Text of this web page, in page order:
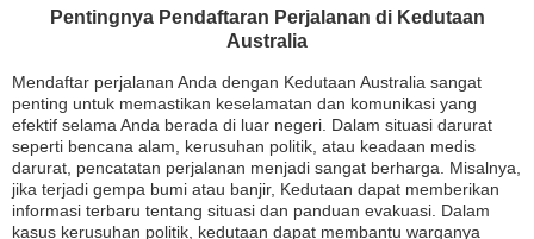
Pentingnya Pendaftaran Perjalanan di Kedutaan
Australia
Mendaftar perjalanan Anda dengan Kedutaan Australia sangat
penting untuk memastikan keselamatan dan komunikasi yang
efektif selama Anda berada di luar negeri. Dalam situasi darurat
seperti bencana alam, kerusuhan politik, atau keadaan medis
darurat, pencatatan perjalanan menjadi sangat berharga. Misalnya,
jika terjadi gempa bumi atau banjir, Kedutaan dapat memberikan
informasi terbaru tentang situasi dan panduan evakuasi. Dalam
kasus kerusuhan politik, kedutaan dapat membantu warganya